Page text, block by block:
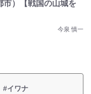
市）【戦国の山城を
今泉 慎一
#イワナ